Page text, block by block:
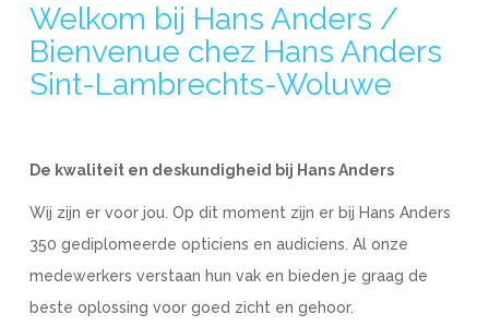
Welkom bij Hans Anders /
Bienvenue chez Hans Anders
Sint-Lambrechts-Woluwe
De kwaliteit en deskundigheid bij Hans Anders
Wij zijn er voor jou. Op dit moment zijn er bij Hans Anders
350 gediplomeerde opticiens en audiciens. Al onze
medewerkers verstaan hun vak en bieden je graag de
beste oplossing voor goed zicht en gehoor.